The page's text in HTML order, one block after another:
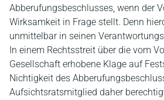
Abberufungsbeschlusses, wenn der
Wirksamkeit in Frage stellt. Denn
unmittelbar in seinen
In einem Rechtsstreit über die vom
Gesellschaft erhobene Klage auf
Nichtigkeit des
Aufsichtsratsmitglied daher